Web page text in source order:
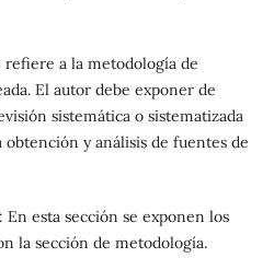
refiere a la metodología de
El autor debe exponer de
sistemática o sistematizada
obtención y análisis de fuentes de
En esta sección se exponen los
la sección de metodología.